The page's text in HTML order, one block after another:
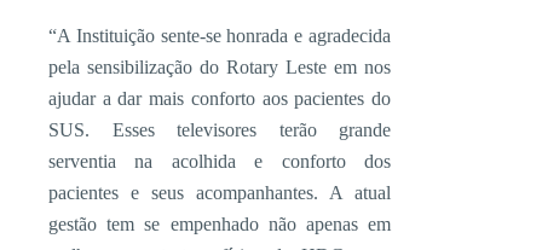
“A Instituição sente-se honrada e agradecida
pela sensibilização do Rotary Leste em nos
ajudar a dar mais conforto aos pacientes do
SUS. Esses televisores terão grande
serventia na acolhida e conforto dos
pacientes e seus acompanhantes. A atual
gestão tem se empenhado não apenas em